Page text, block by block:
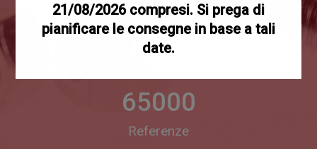
21/08/2026 compresi. Si prega di
pianificare le consegne in base a tali
date.
65000
Referenze